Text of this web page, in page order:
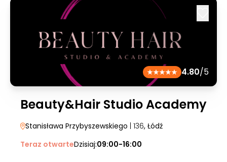
4.80/5
Beauty&Hair Studio Academy
Stanisława Przybyszewskiego | 136, Łódź
Teraz otwarteDzisiaj:09:00-16:00